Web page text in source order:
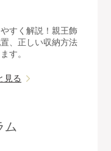
すく解説！親王飾
、正しい収納方法
す。
見る
ム